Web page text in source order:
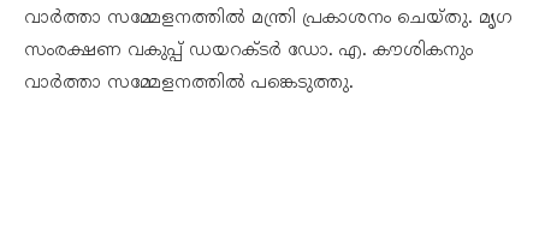
വാർത്താ സമ്മേളനത്തിൽ മന്ത്രി പ്രകാശനം ചെയ്തു. മൃഗ
സംരക്ഷണ വകുപ്പ് ഡയറക്ടർ ഡോ. എ. കൗശികനും
വാർത്താ സമ്മേളനത്തിൽ പങ്കെടുത്തു.